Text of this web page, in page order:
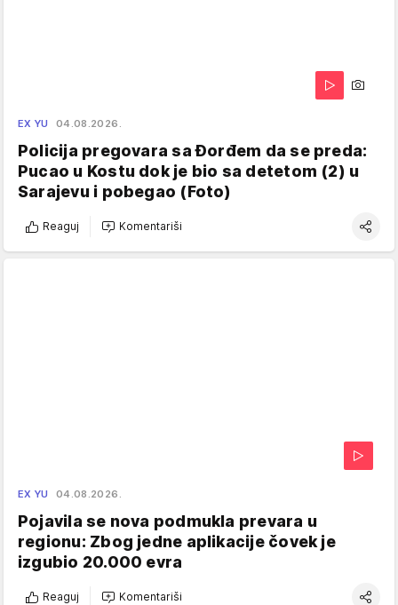
EX YU 04.08.2026.
Policija pregovara sa Đorđem da se preda:
Pucao u Kostu dok je bio sa detetom (2) u
Sarajevu i pobegao (Foto)
Reaguj Komentariši
EX YU 04.08.2026.
Pojavila se nova podmukla prevara u
regionu: Zbog jedne aplikacije čovek je
izgubio 20.000 evra
Reaguj Komentariši